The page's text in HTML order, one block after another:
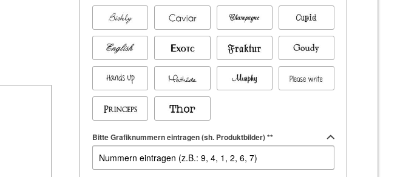
Bitte Grafiknummern eintragen (sh. Produktbilder) **